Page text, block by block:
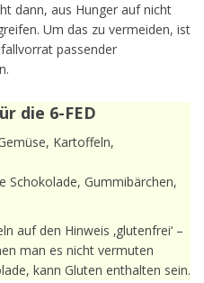
dann, aus Hunger auf nicht
Um das zu vermeiden, ist
passender
die 6-FED
Kartoffeln,
Schokolade, Gummibärchen,
auf den Hinweis ‚glutenfrei‘ –
man es nicht vermuten
kann Gluten enthalten sein.